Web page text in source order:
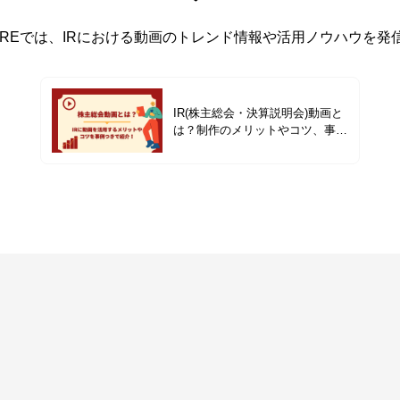
では、IRにおける動画のトレンド情報や活用ノウハウを発
IR(株主総会・決算説明会)動画と
は？制作のメリットやコツ、事例